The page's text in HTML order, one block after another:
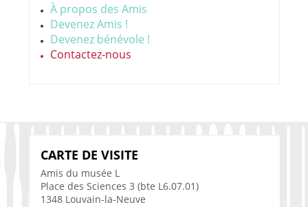
À propos des Amis
Devenez Amis !
Devenez bénévole !
Contactez-nous
CARTE DE VISITE
Amis du musée L
Place des Sciences 3 (bte L6.07.01)
1348 Louvain-la-Neuve